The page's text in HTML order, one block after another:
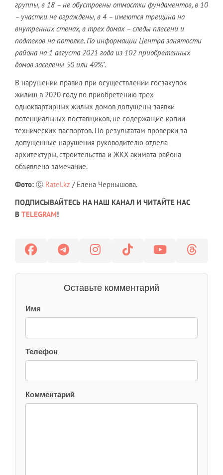
группы, в 18 – не обустроены отмостки фундаментов, в 10
– участки не ограждены, в 4 – имеются трещина на
внутренних стенах, в трех домах – следы плесени и
подтеков на потолке. По информации Центра занятости
района на 1 августа 2021 года из 102 приобретенных
домов заселены 50 или 49%".
В нарушении правил при осуществлении госзакупок
жилищ в 2020 году по приобретению трех
одноквартирных жилых домов допущены заявки
потенциальных поставщиков, не содержащие копии
технических паспортов. По результатам проверки за
допущенные нарушения руководителю отдела
архитектуры, строительства и ЖКХ акимата района
объявлено замечание.
Фото: Ⓒ Ratel.kz / Елена Чернышова.
ПОДПИСЫВАЙТЕСЬ НА НАШ КАНАЛ И ЧИТАЙТЕ НАС
В TELEGRAM!
Оставьте комментарий
Имя
Телефон
Комментарий